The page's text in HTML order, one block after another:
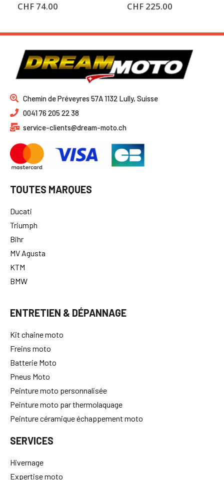
CHF 74.00 CHF 225.00
Chemin de Préveyres 57A 1132 Lully, Suisse
0041 76 205 22 38
service-clients@dream-moto.ch
TOUTES MARQUES
Ducati
Triumph
Bihr
MV Agusta
KTM
BMW
ENTRETIEN & DÉPANNAGE
Kit chaine moto
Freins moto
Batterie Moto
Pneus Moto
Peinture moto personnalisée
Peinture moto par thermolaquage
Peinture céramique échappement moto
SERVICES
Hivernage
Expertise moto